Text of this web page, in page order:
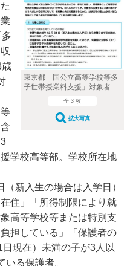
東京都「国公立高等学校等多
子世帯授業料支援」対象者
全 3 枚
拡大写真
歳
学校高等部。学校所在地
新入生の場合は入学日）
住」「所得制限により就
高等学校等または特別支
担している」「保護者の
現在）未満の子が3人以
いる保護者。